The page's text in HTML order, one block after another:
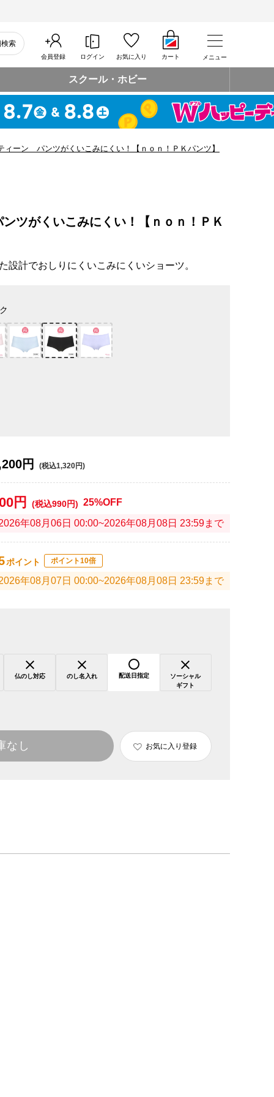
索
会員登録 ログイン お気に入り カート メニュー
スクール・ホビー
ィーン パンツがくいこみにくい！【ｎｏｎ！ＰＫパンツ】
ツがくいこみにくい！【ｎｏｎ！ＰＫ
設計でおしりにくいこみにくいショーツ。
円 (税込1,320円)
円 (税込990円) 25%OFF
年08月06日 00:00~2026年08月08日 23:59まで
ポイント ポイント10倍
年08月07日 00:00~2026年08月08日 23:59まで
仏のし対応 のし名入れ 配送日指定
ソーシャル
ギフト
なし お気に入り登録